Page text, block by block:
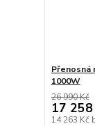
Přenosná
1000W
26 990 Kč
17 258
14 263 Kč